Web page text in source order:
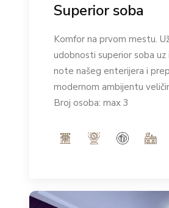
Superior soba
Komfor na prvom mestu.
udobnosti superior soba uz
note našeg enterijera i
modernom ambijentu
Broj osoba: max 3